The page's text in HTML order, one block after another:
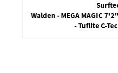
Walden - MEGA MAGIC
- Tuflite C-